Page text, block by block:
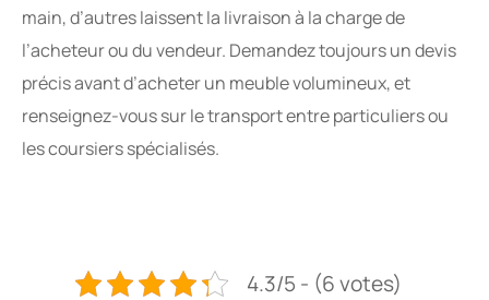
main, d’autres laissent la livraison à la charge de
l’acheteur ou du vendeur. Demandez toujours un devis
précis avant d’acheter un meuble volumineux, et
renseignez-vous sur le transport entre particuliers ou
les coursiers spécialisés.
4.3/5 - (6 votes)